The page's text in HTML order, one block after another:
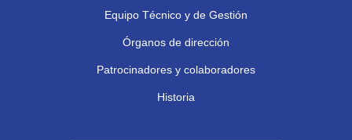
Equipo Técnico y de Gestión
Órganos de dirección
Patrocinadores y colaboradores
Historia